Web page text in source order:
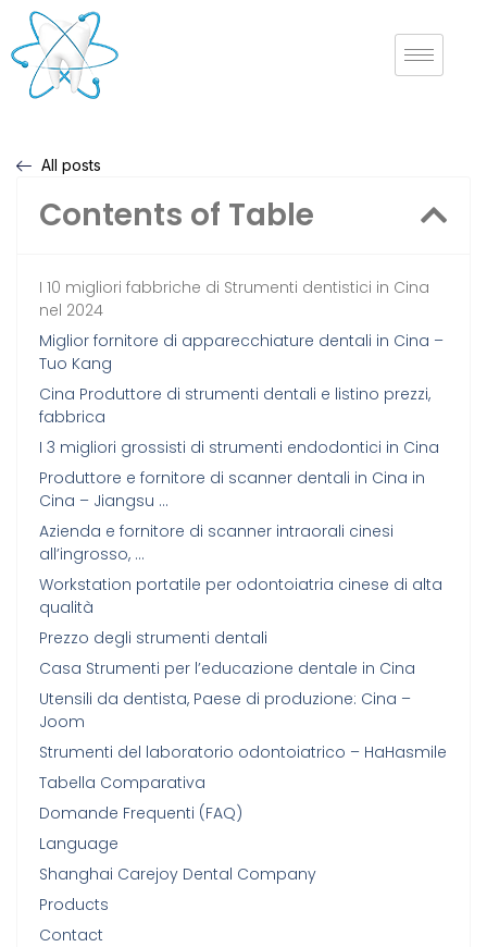
All posts
Contents of Table
I 10 migliori fabbriche di Strumenti dentistici in Cina
nel 2024
Miglior fornitore di apparecchiature dentali in Cina –
Tuo Kang
Cina Produttore di strumenti dentali e listino prezzi,
fabbrica
I 3 migliori grossisti di strumenti endodontici in Cina
Produttore e fornitore di scanner dentali in Cina in
Cina – Jiangsu …
Azienda e fornitore di scanner intraorali cinesi
all’ingrosso, …
Workstation portatile per odontoiatria cinese di alta
qualità
Prezzo degli strumenti dentali
Casa Strumenti per l’educazione dentale in Cina
Utensili da dentista, Paese di produzione: Cina –
Joom
Strumenti del laboratorio odontoiatrico – HaHasmile
Tabella Comparativa
Domande Frequenti (FAQ)
Language
Shanghai Carejoy Dental Company
Products
Contact